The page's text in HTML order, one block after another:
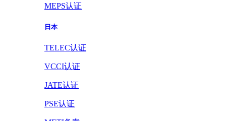
MEPS认证
日本
TELEC认证
VCCI认证
JATE认证
PSE认证